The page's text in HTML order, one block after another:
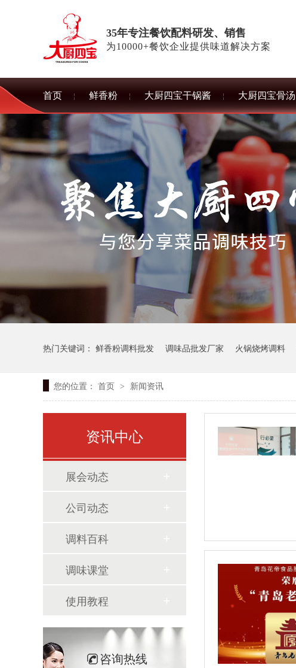
35年专注餐饮配料研发、销售
为10000+餐饮企业提供味道解决方案
首页 鲜香粉 大厨四宝干锅酱 大厨四宝骨汤
热门关键词： 鲜香粉调料批发 调味品批发厂家 火锅烧烤调料
您的位置： 首页 > 新闻资讯
资讯中心
展会动态
公司动态
调料百科
调味课堂
使用教程
咨询热线